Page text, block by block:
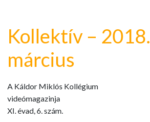
Kollektív – 2018.
március
A Káldor Miklós Kollégium
videómagazinja
XI. évad, 6. szám.